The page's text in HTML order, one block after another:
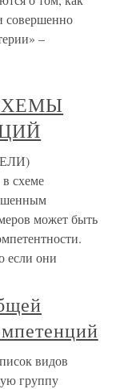
совершенно
–
схеме
может быть
если они
видов
группу